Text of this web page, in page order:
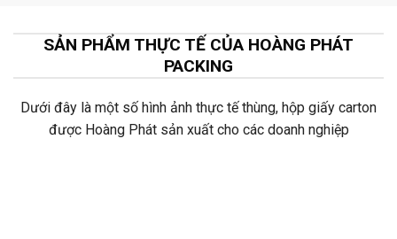
SẢN PHẨM THỰC TẾ CỦA HOÀNG PHÁT
PACKING
Dưới đây là một số hình ảnh thực tế thùng, hộp giấy carton
được Hoàng Phát sản xuất cho các doanh nghiệp